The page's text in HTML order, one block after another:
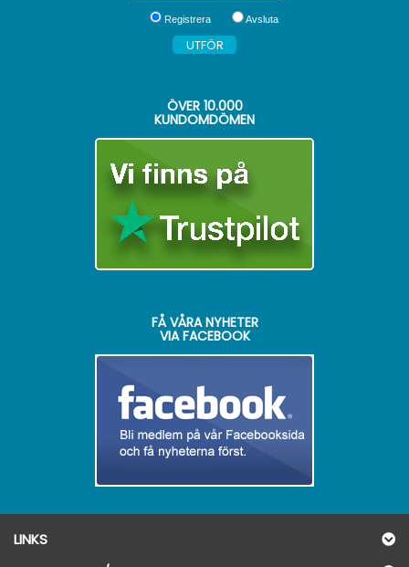
Registrera Avsluta
ÖVER 10.000
KUNDOMDÖMEN
FÅ VÅRA NYHETER
VIA FACEBOOK
LINKS